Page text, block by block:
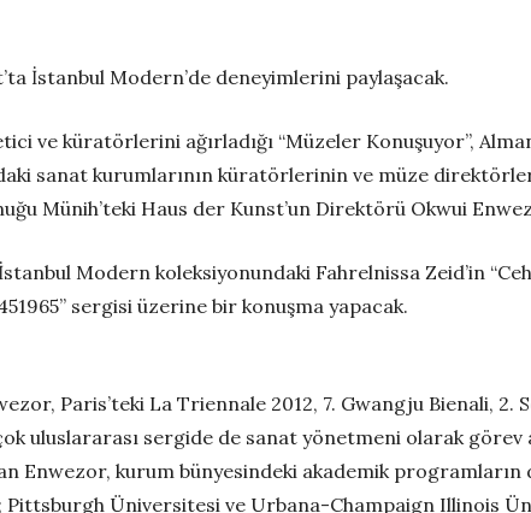
İstanbul Modern’de deneyimlerini paylaşacak.
ve küratörlerini ağırladığı “Müzeler Konuşuyor”,
sanat kurumlarının küratörlerinin ve müze
Münih’teki Haus der Kunst’un Direktörü Okwui
Modern koleksiyonundaki Fahrelnissa Zeid’in
sergisi üzerine bir konuşma yapacak.
Paris’teki La Triennale 2012, 7. Gwangju Bienali, 2.
uluslararası sergide de sanat yönetmeni olarak görev
Enwezor, kurum bünyesindeki akademik
Üniversitesi ve Urbana-Champaign Illinois